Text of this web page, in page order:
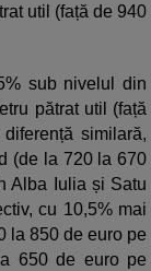
util (față de 940
sub nivelul din
pătrat util (față
similară,
(de la 720 la 670
Alba Iulia și Satu
cu 10,5% mai
la 850 de euro pe
650 de euro pe